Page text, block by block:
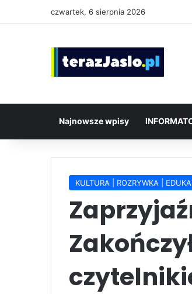
czwartek, 6 sierpnia 2026
Najnowsze wpisy
KULTURA | ROZRYWKA |